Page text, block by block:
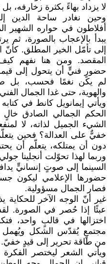
لا يزداد بهاءً بكثرة زخارفه،
وحين نغادر ساحة الدين
أفلاطون في حواره الشهير
يبدأ بالإعجاب بالصورة،
إلى تأمّل الخير المطلق. كأنّ
المقصد. ومن هنا نفهم
حضورٍ فنيٍّ أن يتحول إلى
لم يكن نغمًا فحسب، بل
والهوية، حتى غدا الجمال
ويأتي إيمانويل كانط في
الحكم الجمالي الصادق
الشيء الجميل لذاته، لا
خفيٌّ على العدالة؟ فحين
دون أن يمتلكه، يتعلّم أن
وربما لهذا تحوّلت أنجلينا
السينما إلى صوتٍ إنسانيٍّ
حضورها الإعلامي ليكون
فصار الجمال مسؤولية.
غير أنّ الوجه الآخر للحكاية
عبئًا إذا حُصر في الصورة.
اختزالها في قالبٍ واحد،
مجتمعٍ يُقدّس الشكل ويُهمل
من طاقة تحرير إلى قيدٍ خفيّ.
ويأتي الشعر ليختصر